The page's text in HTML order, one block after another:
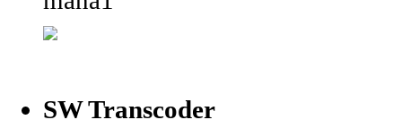
SW Transcoder